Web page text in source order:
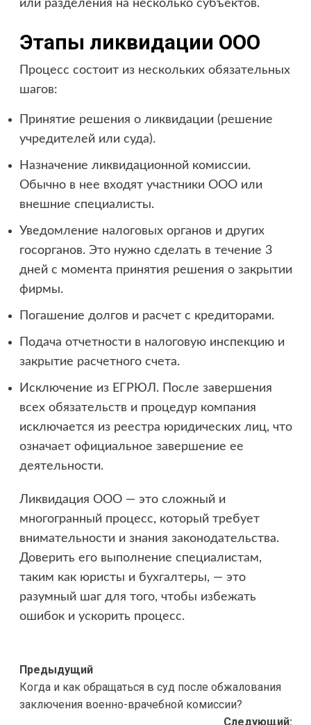
или разделения на несколько субъектов.
Этапы ликвидации ООО
Процесс состоит из нескольких обязательных
шагов:
Принятие решения о ликвидации (решение
учредителей или суда).
Назначение ликвидационной комиссии.
Обычно в нее входят участники ООО или
внешние специалисты.
Уведомление налоговых органов и других
госорганов. Это нужно сделать в течение 3
дней с момента принятия решения о закрытии
фирмы.
Погашение долгов и расчет с кредиторами.
Подача отчетности в налоговую инспекцию и
закрытие расчетного счета.
Исключение из ЕГРЮЛ. После завершения
всех обязательств и процедур компания
исключается из реестра юридических лиц, что
означает официальное завершение ее
деятельности.
Ликвидация ООО — это сложный и
многогранный процесс, который требует
внимательности и знания законодательства.
Доверить его выполнение специалистам,
таким как юристы и бухгалтеры, — это
разумный шаг для того, чтобы избежать
ошибок и ускорить процесс.
Навигация
записи
Предыдущий
Когда и как обращаться в суд после обжалования
заключения военно-врачебной комиссии?
Следующий: